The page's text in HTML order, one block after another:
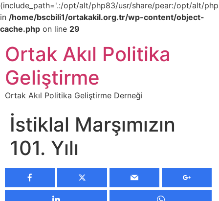
(include_path='.:/opt/alt/php83/usr/share/pear:/opt/alt/
in /home/bscbili1/ortakakil.org.tr/wp-content/object-
cache.php on line 29
Ortak Akıl Politika
Geliştirme
Ortak Akıl Politika Geliştirme Derneği
İstiklal Marşımızın
101. Yılı